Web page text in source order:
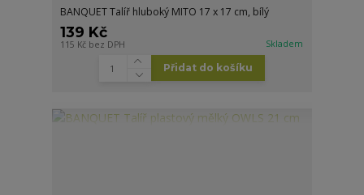
BANQUET Talíř hluboký MITO 17 x 17 cm, bílý
139 Kč
115 Kč bez DPH Skladem
Přidat do košíku